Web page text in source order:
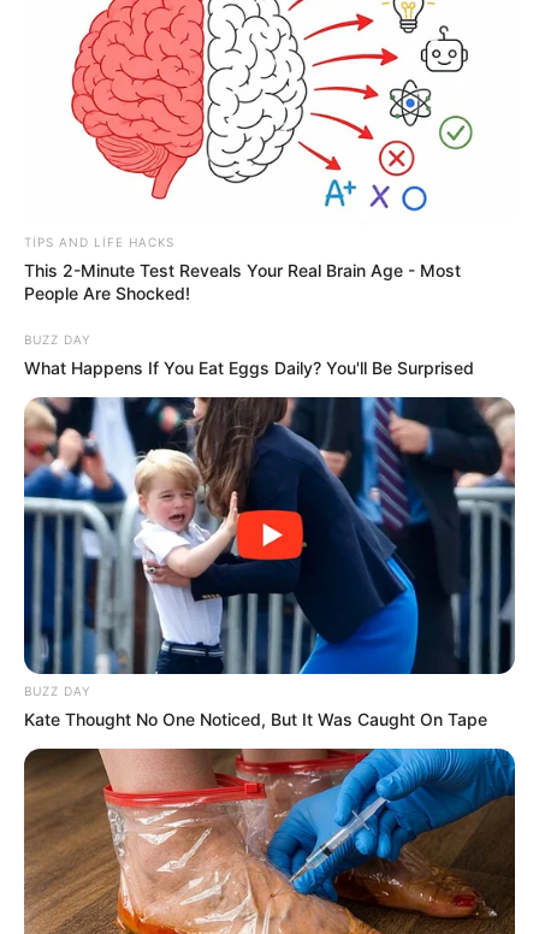
0
ŞOU-BİZNES
"Paltarımı nə hədiyyə edirəm, nə də
satıram" — Aygün Kazımova ilə müsahibə
69 0 0
19:49 / 05 Avqust 2026 KRİMİNAL
Mingəçevirdə kanalda batan
yeniyetmənin axtarışları aparılır- VİDEO
TIPS AND LIFE HACKS
This 2-Minute Test Reveals Your Real Brain Age - Most
People Are Shocked!
BUZZ DAY
What Happens If You Eat Eggs Daily? You'll Be Surprised
BUZZ DAY
Kate Thought No One Noticed, But It Was Caught On Tape